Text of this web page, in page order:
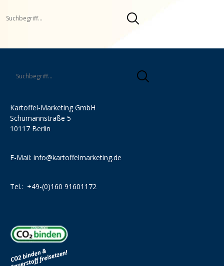
Kartoffel-Marketing GmbH
Schumannstraße 5
10117 Berlin
E-Mail: info@kartoffelmarketing.de
Tel.: +49-(0)160 91601172